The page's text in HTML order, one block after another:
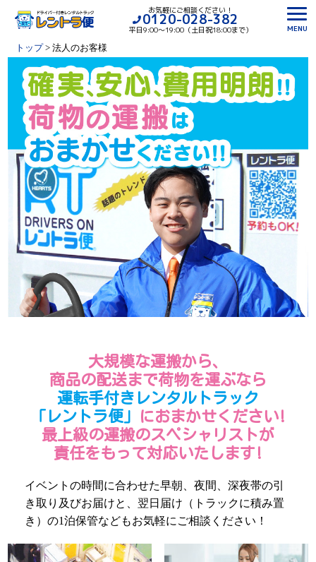
お気軽にご相談ください！
0120-028-382
平日9:00〜19:00（土日祝18:00まで）
MENU
トップ> 法人のお客様
大規模な運搬から、
商品の配送まで荷物を運ぶなら
運転手付きレンタルトラック
「レントラ便」
におまかせください!
最上級の運搬のスペシャリストが
責任をもって対応いたします!
イベントの時間に合わせた早朝、夜間、深夜帯の引
き取り及びお届けと、翌日届け（トラックに積み置
き）の1泊保管などもお気軽にご相談ください！